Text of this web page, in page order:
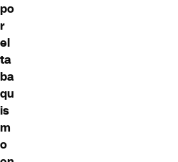
po
r
el
ta
ba
qu
is
m
o